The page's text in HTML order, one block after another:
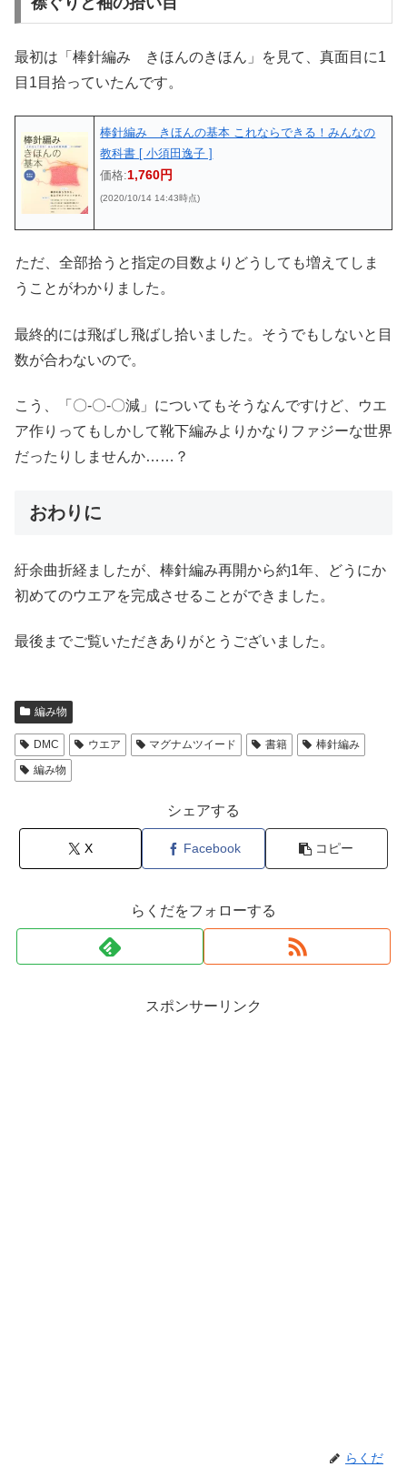
最初は「棒針編み きほんのきほん」を見て、真面目に1
目1目拾っていたんです。
棒針編み きほんの基本 これならできる！みんなの
教科書 [ 小須田逸子 ]
価格:1,760円
(2020/10/14 14:43時点)
ただ、全部拾うと指定の目数よりどうしても増えてしま
うことがわかりました。
最終的には飛ばし飛ばし拾いました。そうでもしないと目
数が合わないので。
こう、「〇-〇-〇減」についてもそうなんですけど、ウエ
ア作りってもしかして靴下編みよりかなりファジーな世界
だったりしませんか……？
おわりに
紆余曲折経ましたが、棒針編み再開から約1年、どうにか
初めてのウエアを完成させることができました。
最後までご覧いただきありがとうございました。
編み物
DMC ウエア マグナムツイード 書籍
棒針編み
編み物
シェアする
X Facebook コピー
らくだをフォローする
スポンサーリンク
らくだ